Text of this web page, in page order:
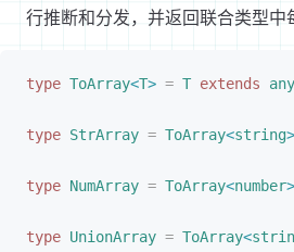
行推断和分发，并返回联合类型中
type ToArray<T> = T extends any
type StrArray = ToArray<string>
type NumArray = ToArray<number>
type UnionArray = ToArray<